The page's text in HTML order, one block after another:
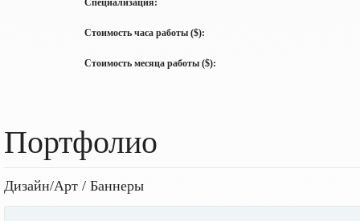
Специализация:
Стоимость часа работы ($):
Стоимость месяца работы ($):
Портфолио
Дизайн/Арт / Баннеры